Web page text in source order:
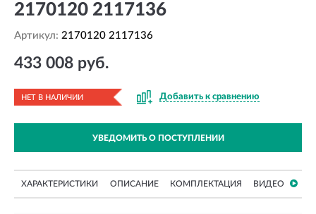
2170120 2117136
Артикул: 2170120 2117136
433 008 руб.
НЕТ В НАЛИЧИИ Добавить к сравнению
УВЕДОМИТЬ О ПОСТУПЛЕНИИ
ХАРАКТЕРИСТИКИ ОПИСАНИЕ КОМПЛЕКТАЦИЯ ВИДЕО